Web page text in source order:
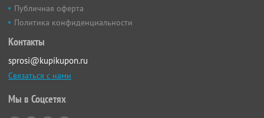
Публичная оферта
Политика конфиденциальности
Контакты
sprosi@kupikupon.ru
Связаться с нами
Мы в Соцсетях